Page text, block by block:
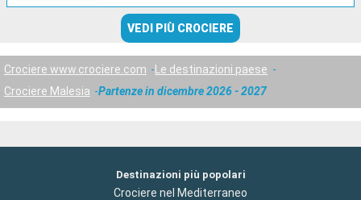
VEDI PIÙ CROCIERE
Crociere www.crociere.com
Le destinazioni paese
Crociere Malesia
Partenze in dicembre 2026 - 2027
Destinazioni più popolari
Crociere nel Mediterraneo